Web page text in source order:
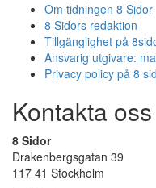
Om tidningen 8 Sidor
8 Sidors redaktion
Tillgänglighet på
Ansvarig utgivare:
Privacy policy på 8
Kontakta oss
8 Sidor
Drakenbergsgatan 39
117 41 Stockholm